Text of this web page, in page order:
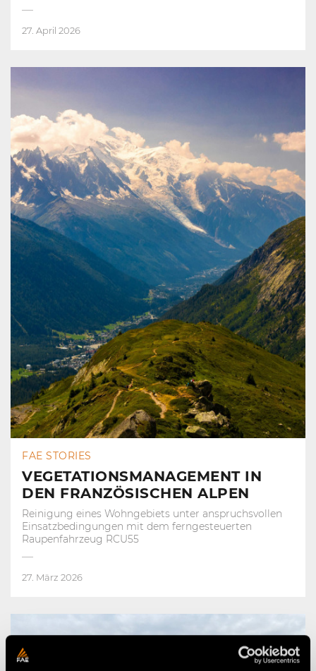
27. April 2026
FAE STORIES
VEGETATIONSMANAGEMENT IN
DEN FRANZÖSISCHEN ALPEN
Reinigung eines Wohngebiets unter anspruchsvollen
Einsatzbedingungen mit dem ferngesteuerten
Raupenfahrzeug RCU55
27. März 2026